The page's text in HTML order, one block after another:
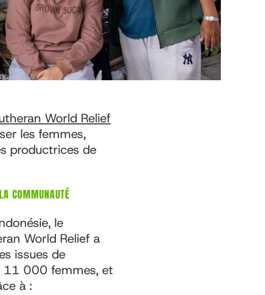
World Relief
les femmes,
productrices de
COMMUNAUTÉ
le
World Relief a
issues de
11 000 femmes, et
à :